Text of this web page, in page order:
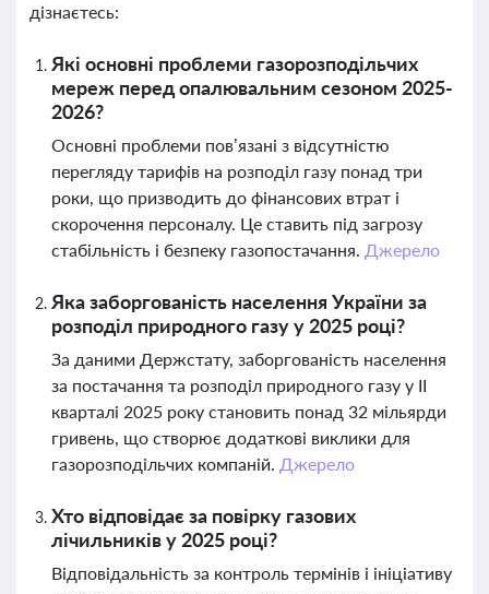
дізнаєтесь:
Які основні проблеми газорозподільчих
мереж перед опалювальним сезоном 2025-
2026?
Основні проблеми пов’язані з відсутністю
перегляду тарифів на розподіл газу понад три
роки, що призводить до фінансових втрат і
скорочення персоналу. Це ставить під загрозу
стабільність і безпеку газопостачання. Джерело
Яка заборгованість населення України за
розподіл природного газу у 2025 році?
За даними Держстату, заборгованість населення
за постачання та розподіл природного газу у II
кварталі 2025 року становить понад 32 мільярди
гривень, що створює додаткові виклики для
газорозподільчих компаній. Джерело
Хто відповідає за повірку газових
лічильників у 2025 році?
Відповідальність за контроль термінів і ініціативу